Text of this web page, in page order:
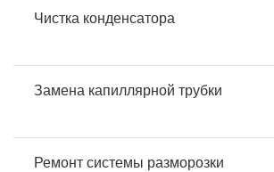
Чистка конденсатора
Замена капиллярной трубки
Ремонт системы разморозки